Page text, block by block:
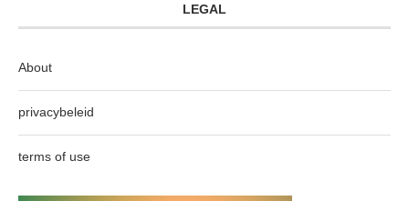
LEGAL
About
privacybeleid
terms of use